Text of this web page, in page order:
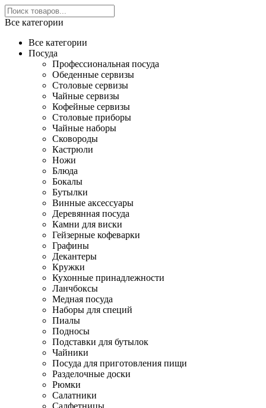
Все категории
Все категории
Посуда
Профессиональная посуда
Обеденные сервизы
Столовые сервизы
Чайные сервизы
Кофейные сервизы
Столовые приборы
Чайные наборы
Сковороды
Кастрюли
Ножи
Блюда
Бокалы
Бутылки
Винные аксессуары
Деревянная посуда
Камни для виски
Гейзерные кофеварки
Графины
Декантеры
Кружки
Кухонные принадлежности
Ланчбоксы
Медная посуда
Наборы для специй
Пиалы
Подносы
Подставки для бутылок
Чайники
Посуда для приготовления пищи
Разделочные доски
Рюмки
Салатники
Салфетницы